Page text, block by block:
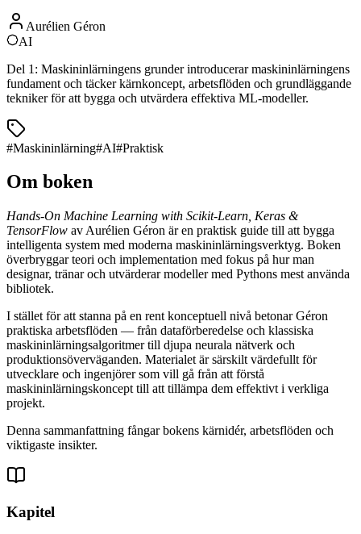
Aurélien Géron
AI
Del 1: Maskininlärningens grunder introducerar maskininlärningens
fundament och täcker kärnkoncept, arbetsflöden och grundläggande
tekniker för att bygga och utvärdera effektiva ML-modeller.
#Maskininlärning#AI#Praktisk
Om boken
Hands-On Machine Learning with Scikit-Learn, Keras &
TensorFlow av Aurélien Géron är en praktisk guide till att bygga
intelligenta system med moderna maskininlärningsverktyg. Boken
överbryggar teori och implementation med fokus på hur man
designar, tränar och utvärderar modeller med Pythons mest använda
bibliotek.
I stället för att stanna på en rent konceptuell nivå betonar Géron
praktiska arbetsflöden — från dataförberedelse och klassiska
maskininlärningsalgoritmer till djupa neurala nätverk och
produktionsöverväganden. Materialet är särskilt värdefullt för
utvecklare och ingenjörer som vill gå från att förstå
maskininlärningskoncept till att tillämpa dem effektivt i verkliga
projekt.
Denna sammanfattning fångar bokens kärnidér, arbetsflöden och
viktigaste insikter.
Kapitel